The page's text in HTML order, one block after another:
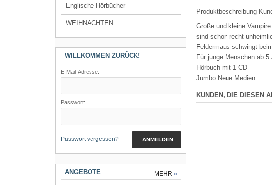
Produktbeschreibung
Große und kleine
sind schon recht
Feldermaus schwingt
Für junge Menschen ab 5
Hörbuch mit 1 CD
Jumbo Neue Medien
KUNDEN, DIE DIESEN
Englische Hörbücher
WEIHNACHTEN
WILLKOMMEN ZURÜCK!
E-Mail-Adresse:
Passwort:
Passwort vergessen? ANMELDEN
ANGEBOTE MEHR »